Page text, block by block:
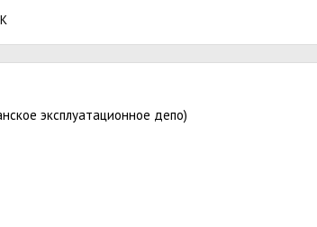
эксплуатационное депо)